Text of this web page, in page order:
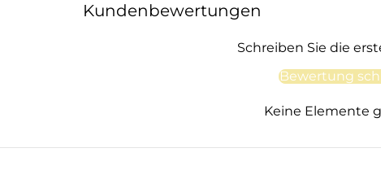
Kundenbewertungen
Schreiben Sie die
Bewertung
Keine Elemente